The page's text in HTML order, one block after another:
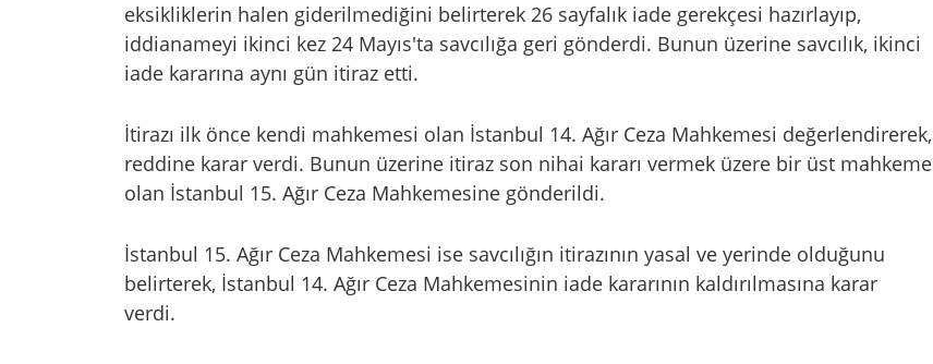
eksikliklerin halen giderilmediğini belirterek 26 sayfalık iade gerekçesi hazırlayıp,
iddianameyi ikinci kez 24 Mayıs'ta savcılığa geri gönderdi. Bunun üzerine savcılık, ikinci
iade kararına aynı gün itiraz etti.
İtirazı ilk önce kendi mahkemesi olan İstanbul 14. Ağır Ceza Mahkemesi değerlendirerek,
reddine karar verdi. Bunun üzerine itiraz son nihai kararı vermek üzere bir üst mahkeme
olan İstanbul 15. Ağır Ceza Mahkemesine gönderildi.
İstanbul 15. Ağır Ceza Mahkemesi ise savcılığın itirazının yasal ve yerinde olduğunu
belirterek, İstanbul 14. Ağır Ceza Mahkemesinin iade kararının kaldırılmasına karar
verdi.